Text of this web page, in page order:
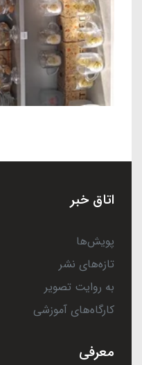
اتاق خبر
پویش‌ها
تازه‌های نشر
به روایت تصویر
کارگاه‌های آموزشی
معرفی